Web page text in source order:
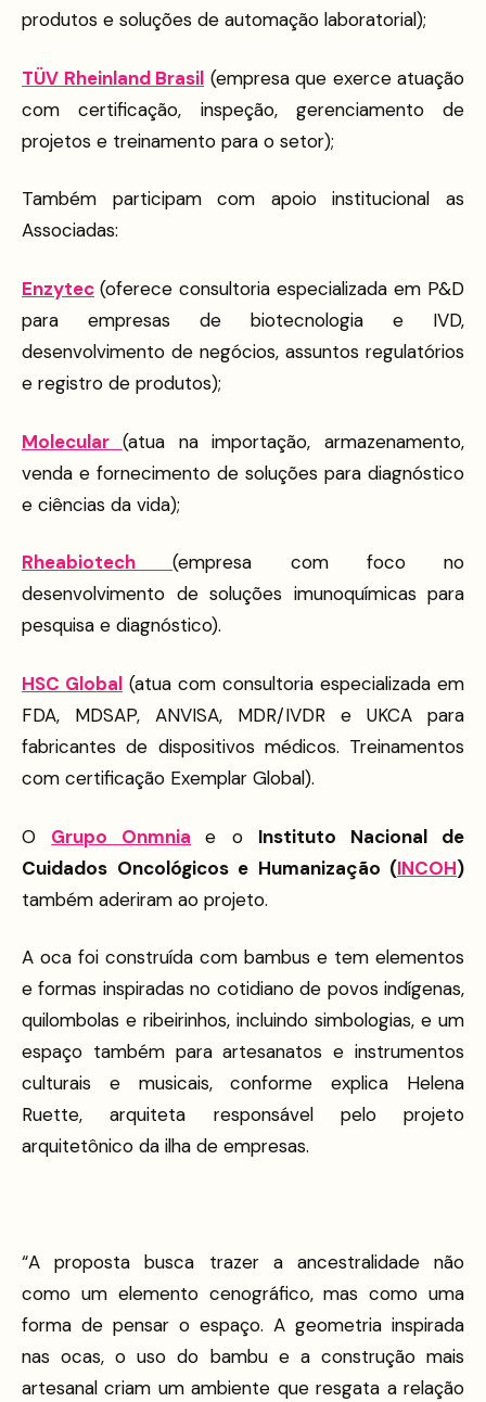
produtos e soluções de automação laboratorial);
TÜV Rheinland Brasil (empresa que exerce atuação
com certificação, inspeção, gerenciamento de
projetos e treinamento para o setor);
Também participam com apoio institucional as
Associadas:
Enzytec (oferece consultoria especializada em P&D
para empresas de biotecnologia e IVD,
desenvolvimento de negócios, assuntos regulatórios
e registro de produtos);
Molecular (atua na importação, armazenamento,
venda e fornecimento de soluções para diagnóstico
e ciências da vida);
Rheabiotech
(empresa com foco no
desenvolvimento de soluções imunoquímicas para
pesquisa e diagnóstico).
HSC Global (atua com consultoria especializada em
FDA, MDSAP, ANVISA, MDR/IVDR e UKCA para
fabricantes de dispositivos médicos. Treinamentos
com certificação Exemplar Global).
O Grupo Onmnia e o Instituto Nacional de
Cuidados Oncológicos e Humanização (INCOH)
também aderiram ao projeto.
A oca foi construída com bambus e tem elementos
e formas inspiradas no cotidiano de povos indígenas,
quilombolas e ribeirinhos, incluindo simbologias, e um
espaço também para artesanatos e instrumentos
culturais e musicais, conforme explica Helena
Ruette, arquiteta responsável pelo projeto
arquitetônico da ilha de empresas.
“A proposta busca trazer a ancestralidade não
como um elemento cenográfico, mas como uma
forma de pensar o espaço. A geometria inspirada
nas ocas, o uso do bambu e a construção mais
artesanal criam um ambiente que resgata a relação